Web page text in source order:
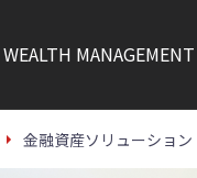
WEALTH MANAGEMENT
金融資産ソリューション